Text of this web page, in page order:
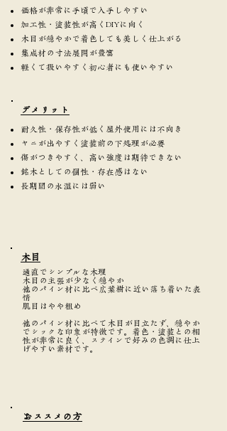
価格が非常に手頃で入手しやすい
加工性・塗装性が高くDIYに向く
木目が穏やかで着色しても美しく仕上がる
集成材の寸法展開が豊富
軽くて扱いやすく初心者にも使いやすい
​デメリット
耐久性・保存性が低く屋外使用には不向き
ヤニが出やすく塗装前の下処理が必要
傷がつきやすく、高い強度は期待できない
銘木としての個性・存在感はない
長期間の水湿には弱い
​木目
通直でシンプルな木理
木目の主張が少なく穏やか
他のパイン材に比べ広葉樹に近い落ち着いた表
情
肌目はやや粗め
他のパイン材に比べて木目が目立たず、穏やか
でシックな印象が特徴です。着色・塗装との相
性が非常に良く、ステインで好みの色調に仕上
げやすい素材です。
​おススメの方